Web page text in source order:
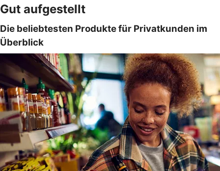
Gut aufgestellt
Die beliebtesten Produkte für Privatkunden im
Überblick